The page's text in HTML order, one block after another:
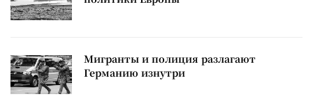
Мигранты и полиция разлагают
Германию изнутри